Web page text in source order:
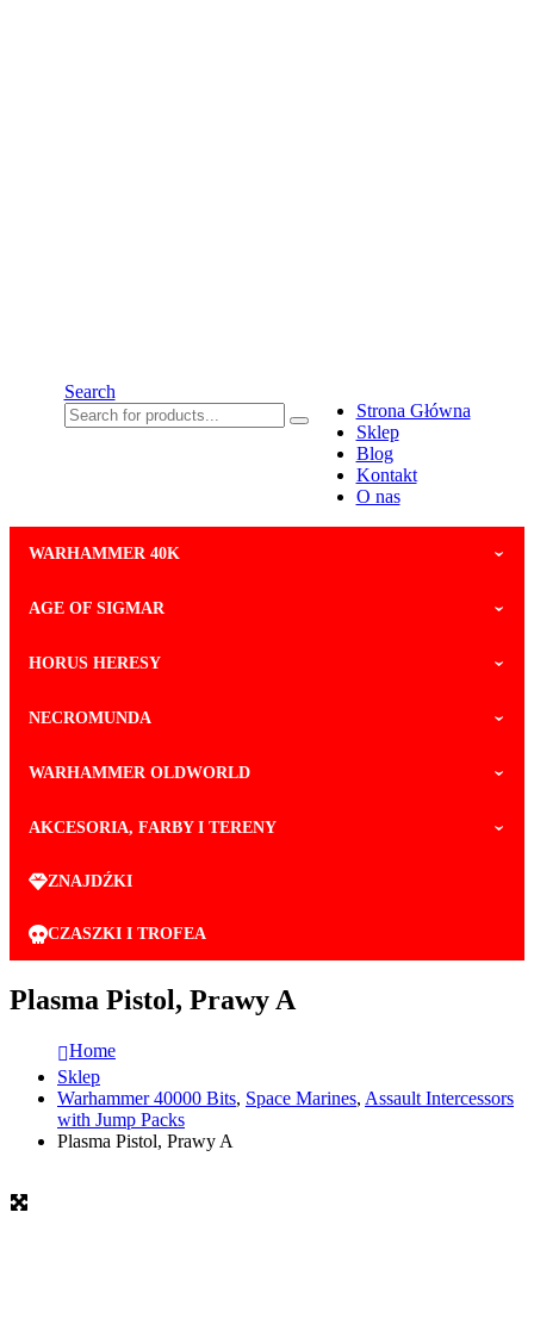
Search
Strona Główna
Sklep
Blog
Kontakt
O nas
WARHAMMER 40K
AGE OF SIGMAR
HORUS HERESY
NECROMUNDA
WARHAMMER OLDWORLD
AKCESORIA, FARBY I TERENY
ZNAJDŹKI
CZASZKI I TROFEA
Plasma Pistol, Prawy A
Home
Sklep
Warhammer 40000 Bits, Space Marines, Assault Intercessors
with Jump Packs
Plasma Pistol, Prawy A